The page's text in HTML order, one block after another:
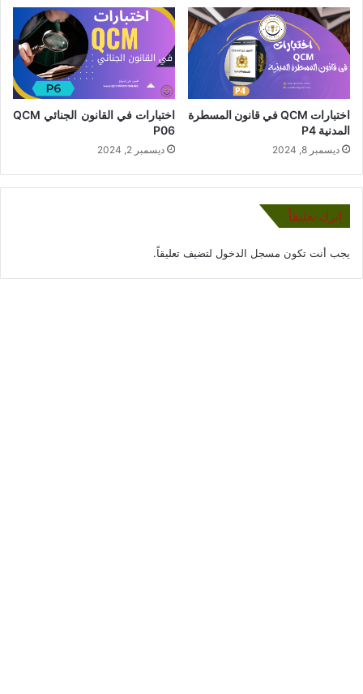
اختبارات QCM في قانون المسطرة
المدنية P4
ديسمبر 8, 2024
اختبارات في القانون الجنائي QCM
P06
ديسمبر 2, 2024
اترك تعليقاً
يجب أنت تكون مسجل الدخول لتضيف تعليقاً.